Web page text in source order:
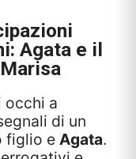
Agata e il
occhi a
di un
figlio e Agata.